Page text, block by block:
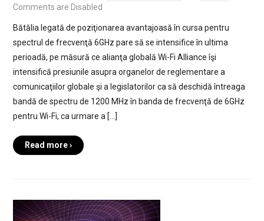
Comments are Disabled
Bătălia legată de poziţionarea avantajoasă în cursa pentru
spectrul de frecvenţă 6GHz pare să se intensifice în ultima
perioadă, pe măsură ce alianţa globală Wi-Fi Alliance îşi
intensifică presiunile asupra organelor de reglementare a
comunicaţiilor globale şi a legislatorilor ca să deschidă întreaga
bandă de spectru de 1200 MHz în banda de frecvenţă de 6GHz
pentru Wi-Fi, ca urmare a […]
Read more ›